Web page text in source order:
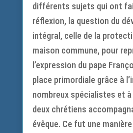
différents sujets qui ont
réflexion, la question du
intégral, celle de la
maison commune, pour
l’expression du pape
place primordiale grâce à
nombreux spécialistes et à
deux chrétiens
évêque. Ce fut une